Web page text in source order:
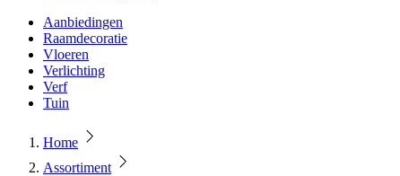
Aanbiedingen
Raamdecoratie
Vloeren
Verlichting
Verf
Tuin
Home
Assortiment